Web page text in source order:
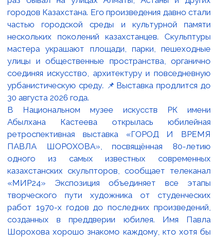
В Национальном музее искусств РК имени
Абылхана Кастеева открылась юбилейная
ретроспективная выставка «ГОРОД И ВРЕМЯ
ПАВЛА ШОРОХОВА», посвящённая 80-летию
одного из самых известных современных
казахстанских скульпторов, сообщает телеканал
«МИР24» Экспозиция объединяет все этапы
творческого пути художника от студенческих
работ 1970-х годов до последних произведений,
созданных в преддверии юбилея. Имя Павла
Шорохова хорошо знакомо каждому, кто хотя бы